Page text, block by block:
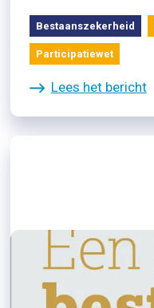
Bestaanszekerheid
Participatiewet
Lees het bericht